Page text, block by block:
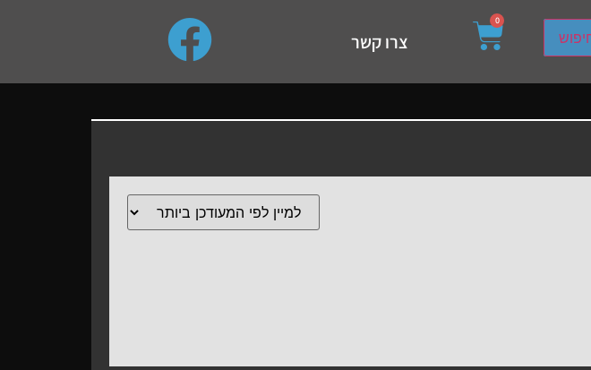
up and down arrows to review and enter to go to the desired page. Touch device
0
צרו קשר